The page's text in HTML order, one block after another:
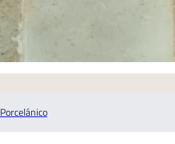
Porcelánico